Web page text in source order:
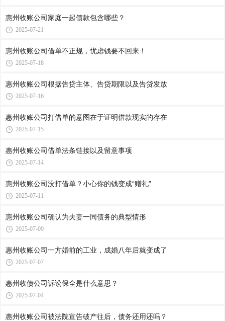
惠州收账公司​家庭一起债款包含哪些？
2025-07-21
惠州收账公司​借单不正规，忧虑钱要不回来！
2025-07-18
惠州收账公司​根据告贷主体、告贷期限以及告贷发放
2025-07-16
惠州收账公司​打借单的意图在于证明借款现实的存在
2025-07-15
惠州收账公司​借单法条链接以及留意事项
2025-07-14
惠州收账公司​没打借单？小心你的钱变成“赠礼”
2025-07-11
惠州收账公司​确认为夫妻一同债务的典型情形
2025-07-09
惠州收账公司​一方婚前的工业，成婚八年后就变成了
2025-07-07
惠州收债公司​诉讼保全是什么意思？
2025-07-04
惠州收账公司被法院宣告破产往后，债务还用还吗？